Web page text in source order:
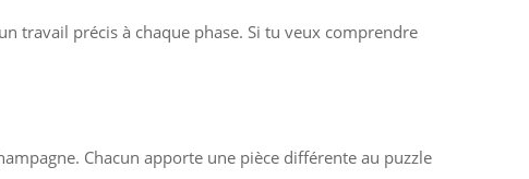
travail précis à chaque phase. Si tu veux comprendre
Chacun apporte une pièce différente au puzzle